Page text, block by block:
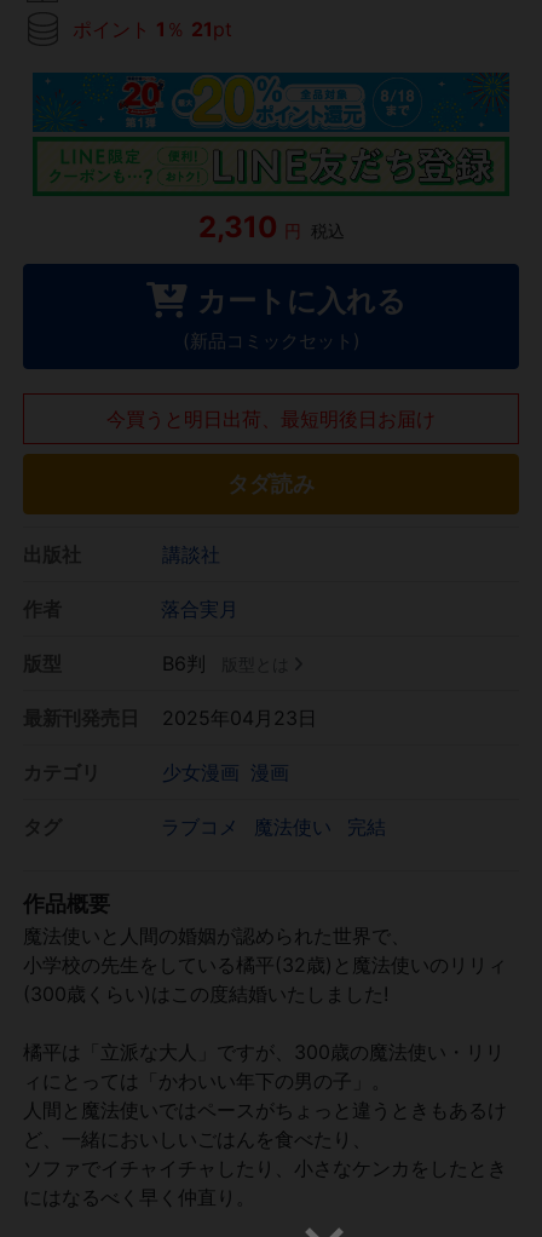
ポイント 1 ％ 21pt
2,310 円 税込
カートに入れる
(新品コミックセット)
今買うと明日出荷、最短明後日お届け
タダ読み
講談社
落合実月
B6判
2025年04月23日
少女漫画 漫画
ラブコメ 魔法使い 完結
作品概要
魔法使いと人間の婚姻が認められた世界で、
小学校の先生をしている橘平(32歳)と魔法使いのリリィ
(300歳くらい)はこの度結婚いたしました!
橘平は「立派な大人」ですが、300歳の魔法使い・リリ
ィにとっては「かわいい年下の男の子」。
人間と魔法使いではペースがちょっと違うときもあるけ
ど、一緒においしいごはんを食べたり、
ソファでイチャイチャしたり、小さなケンカをしたとき
にはなるべく早く仲直り。